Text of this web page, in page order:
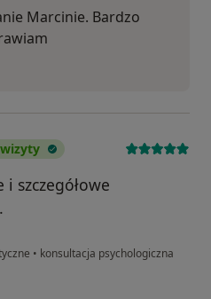
Marcinie. Bardzo
i szczegółowe
• konsultacja psychologiczna